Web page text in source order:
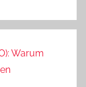
Warum